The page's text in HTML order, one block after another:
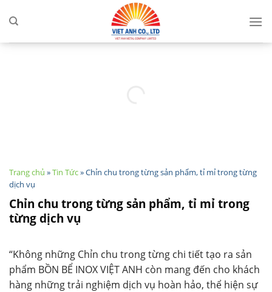
Trang chủ »Tin Tức»Chỉn chu trong từng sản phẩm, tỉ mỉ trong từng
dịch vụ
Chỉn chu trong từng sản phẩm, tỉ mỉ trong
từng dịch vụ
“Không những Chỉn chu trong từng chi tiết tạo ra sản
phẩm BỒN BỂ INOX VIỆT ANH còn mang đến cho khách
hàng những trải nghiệm dịch vụ hoàn hảo, thể hiện sự